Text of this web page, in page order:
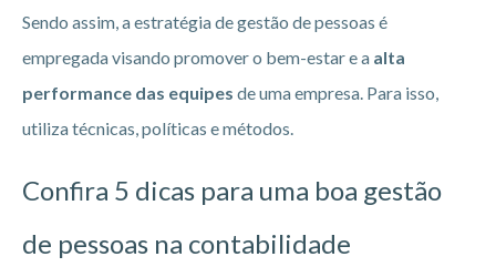
Sendo assim, a estratégia de gestão de pessoas é
empregada visando promover o bem-estar e a alta
performance das equipes de uma empresa. Para isso,
utiliza técnicas, políticas e métodos.
Confira 5 dicas para uma boa gestão
de pessoas na contabilidade